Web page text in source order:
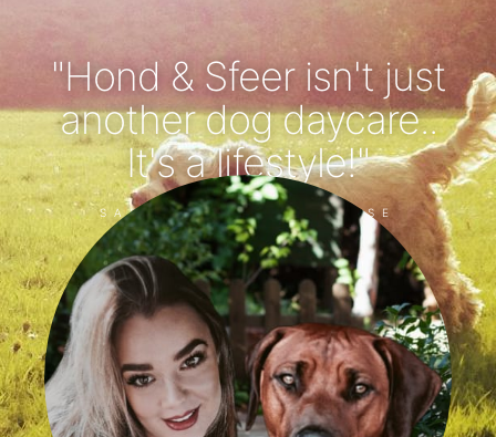
"Hond & Sfeer isn't just
another dog ​​daycare..
It's a lifestyle!"
SABRINA - EIGENARESSE